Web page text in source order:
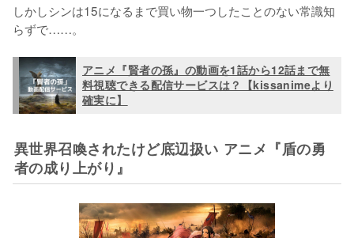
しかしシンは15になるまで買い物一つしたことのない常識知
らずで……。
アニメ『賢者の孫』の動画を1話から12話まで無
料視聴できる配信サービスは？【kissanimeより
確実に】
異世界召喚されたけど底辺扱い アニメ『盾の勇
者の成り上がり』